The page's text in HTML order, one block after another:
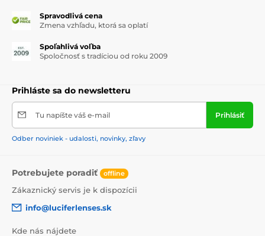
Spravodlivá cena
Zmena vzhľadu, ktorá sa oplatí
Spoľahlivá voľba
Spoločnosť s tradíciou od roku 2009
Prihláste sa do newsletteru
Tu napíšte váš e-mail Prihlásiť
Odber noviniek - udalosti, novinky, zľavy
Potrebujete poradiť offline
Zákaznický servis je k dispozícii
info@luciferlenses.sk
Kde nás nájdete